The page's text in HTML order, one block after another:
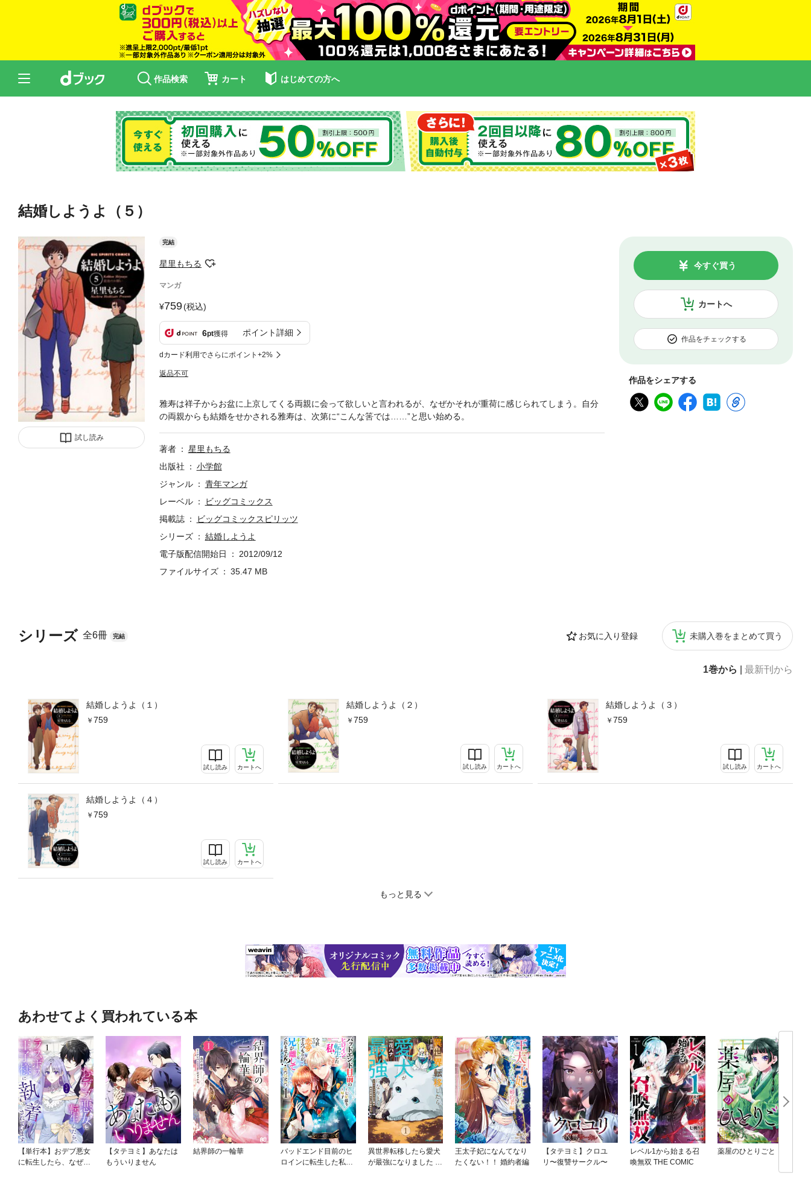
作品検索 カート はじめての方へ
結婚しようよ（５）
試し読み
完結
星里もちる
マンガ
759(税込)
6pt獲得 ポイント詳細
dカード利用でさらにポイント+2%
返品不可
カートへ
今すぐ買う
作品をチェックする
作品をシェアする
シリーズ 全6冊 完結 お気に入り登録 未購入巻をまとめて買う
1巻から 最新刊から
結婚しようよ（１）
759
試し読み カートへ
結婚しようよ（２）
759
試し読み カートへ
結婚しようよ（３）
759
試し読み カートへ
結婚しようよ（４）
759
試し読み カートへ
もっと見る
雅寿は祥子からお盆に上京してくる両親に会って欲しいと言われるが、なぜかそれが重荷に感じられてしまう。自分
の両親からも結婚をせかされる雅寿は、次第に“こんな筈では……”と思い始める。
著者
星里もちる
出版社
小学館
ジャンル
青年マンガ
レーベル
ビッグコミックス
掲載誌
ビッグコミックスピリッツ
シリーズ
結婚しようよ
電子版配信開始日
2012/09/12
ファイルサイズ
35.47 MB
あわせてよく買われている本
【単行本】おデブ悪女
に転生したら、なぜか
【タテヨミ】あなたは
もういりません
結界師の一輪華
バッドエンド目前のヒ
ロインに転生した私、
異世界転移したら愛犬
が最強になりました ～
王太子妃になんてなり
たくない！！ 婚約者編
【タテヨミ】クロユ
リ〜復讐サークル〜
レベル1から始まる召
喚無双 THE COMIC
薬屋のひとりごと